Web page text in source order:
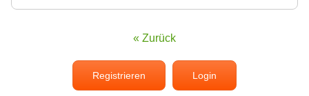
« Zurück
Registrieren Login